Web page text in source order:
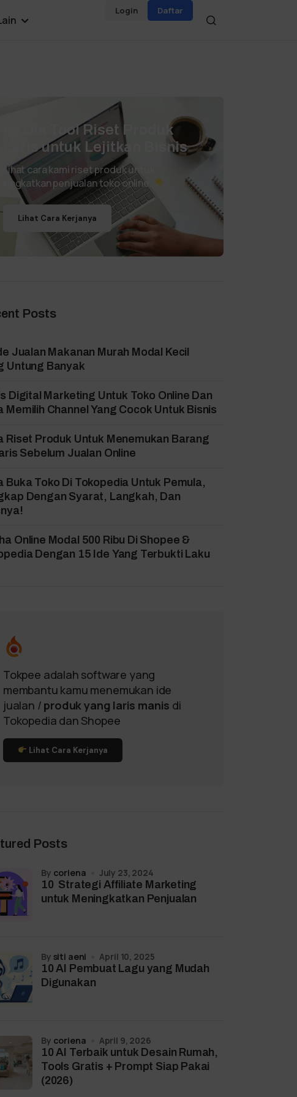
Login Daftar
Ini Dia Tool Riset Produk
Laris untuk Lejitkan Bisnis
Lihat cara kami riset produk untuk
tingkatkan penjualan toko online.
Lihat Cara Kerjanya
Posts
Jualan Makanan Murah Modal Kecil
Untung Banyak
Digital Marketing Untuk Toko Online Dan
Memilih Channel Yang Cocok Untuk Bisnis
Riset Produk Untuk Menemukan Barang
Sebelum Jualan Online
Buka Toko Di Tokopedia Untuk Pemula,
Dengan Syarat, Langkah, Dan
Online Modal 500 Ribu Di Shopee &
Dengan 15 Ide Yang Terbukti Laku
Tokpee adalah software yang
membantu kamu menemukan ide
jualan / produk yang laris manis di
Tokopedia dan Shopee
Lihat Cara Kerjanya
Posts
10 Strategi Affiliate Marketing
untuk Meningkatkan Penjualan
by coriena July 23, 2024
10 AI Pembuat Lagu yang Mudah
Digunakan
by siti aeni April 10, 2025
10 AI Terbaik untuk Desain Rumah,
Tools Gratis + Prompt Siap Pakai
(2026)
by coriena April 9, 2026